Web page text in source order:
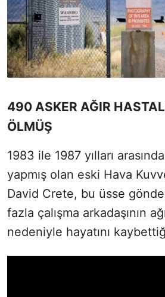
490 ASKER AĞIR
ÖLMÜŞ
1983 ile 1987 yılları
yapmış olan eski Hava
David Crete, bu üsse
fazla çalışma arkadaşının
nedeniyle hayatını